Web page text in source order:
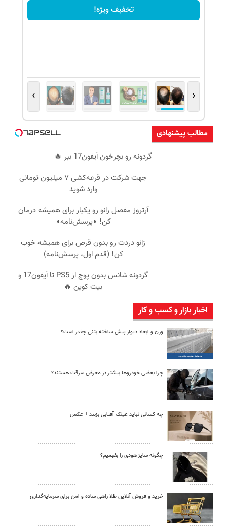
تخفیف ویژه!
‹
›
مطالب پیشنهادی
گردونه رو بچرخون آیفون17 ببر 🔥
جهت شرکت در قرعه‌کشی ۷ میلیون تومانی
وارد شوید
آرتروز مفصل زانو رو یکبار برای همیشه درمان
کن! ◗پرسش‌نامه◖
زانو دردت رو بدون قرص برای همیشه خوب
کن! (قدم اول، پرسش‌نامه)
گردونه شانس بدون پوچ از PS5 تا آیفون17 و
بیت کوین 🔥
اخبار بازار و کسب و کار
وزن و ابعاد دیوار پیش ساخته بتنی چقدر است؟
چرا بعضی خودروها بیشتر در معرض سرقت هستند؟
چه کسانی نباید عینک آفتابی بزنند + عکس
چگونه سایز هودی را بفهمیم؟
خرید و فروش آنلاین طلا راهی ساده و امن برای سرمایه‌گذاری